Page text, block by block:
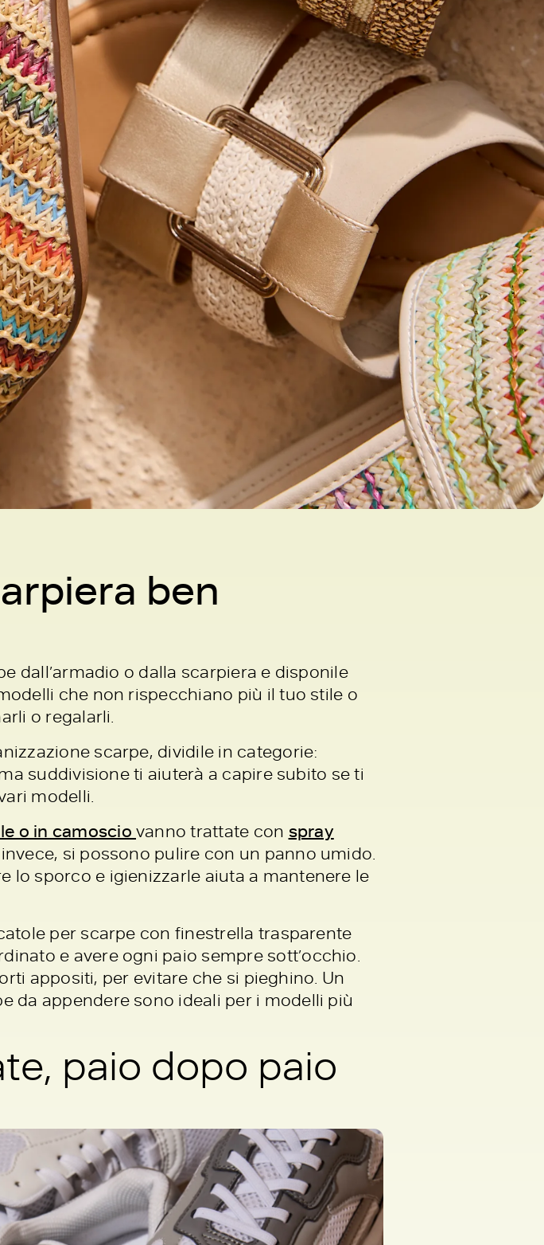
ben
dall’armadio o dalla scarpiera e disponile
che non rispecchiano più il tuo stile o
o regalarli.
scarpe, dividile in categorie:
suddivisione ti aiuterà a capire subito se ti
modelli.
o in camoscio vanno trattate con spray
si possono pulire con un panno umido.
lo sporco e igienizzarle aiuta a mantenere le
per scarpe con finestrella trasparente
e avere ogni paio sempre sott’occhio.
appositi, per evitare che si pieghino. Un
da appendere sono ideali per i modelli più
paio dopo paio